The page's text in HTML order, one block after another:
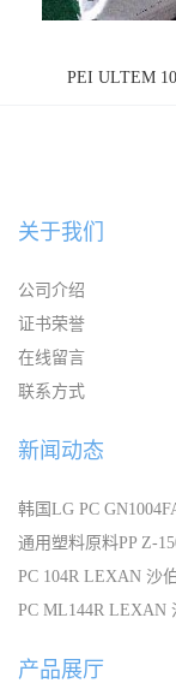
PEI ULTEM
关于我们
公司介绍
证书荣誉
在线留言
联系方式
新闻动态
韩国LG PC
通用塑料原料PP Z-
PC 104R LEXAN 沙
PC ML144R LEXAN
产品展厅